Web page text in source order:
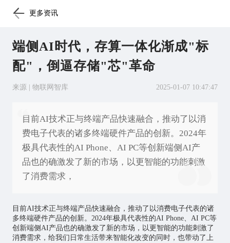
更多资讯
端侧AI时代，存算一体化渐成"标
配"，倒逼存储"芯"革命
来源 | 物联网智库 2025-01-07 10:47:47
目前AI技术正与终端产品快速融合，推动了以消
费电子代表的诸多终端硬件产品的创新。2024年
极具代表性的AI Phone、AI PC等创新端侧AI产
品也的确激发了新的市场，以更智能的功能刺激
了消费需求，
目前AI技术正与终端产品快速融合，推动了以消费电子代表的诸
多终端硬件产品的创新。2024年极具代表性的AI Phone、AI PC等
创新端侧AI产品也的确激发了新的市场，以更智能的功能刺激了
消费需求，给我们日常生活带来智能化改变的同时，也带动了上